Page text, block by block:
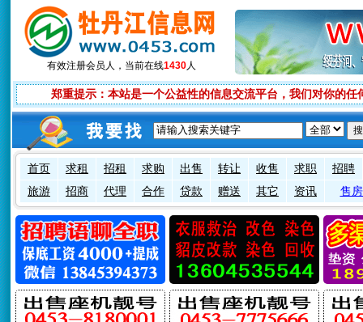
有效注册会员 人，当前在线1430人
郑重提示：本站是一个公益性的信息交流平台，我们对你的
首页 求租 招租 求购 出售 转让 收售 求职
招聘
旅游
招商 代理 合作 贷款 赠送 其它 资讯 售